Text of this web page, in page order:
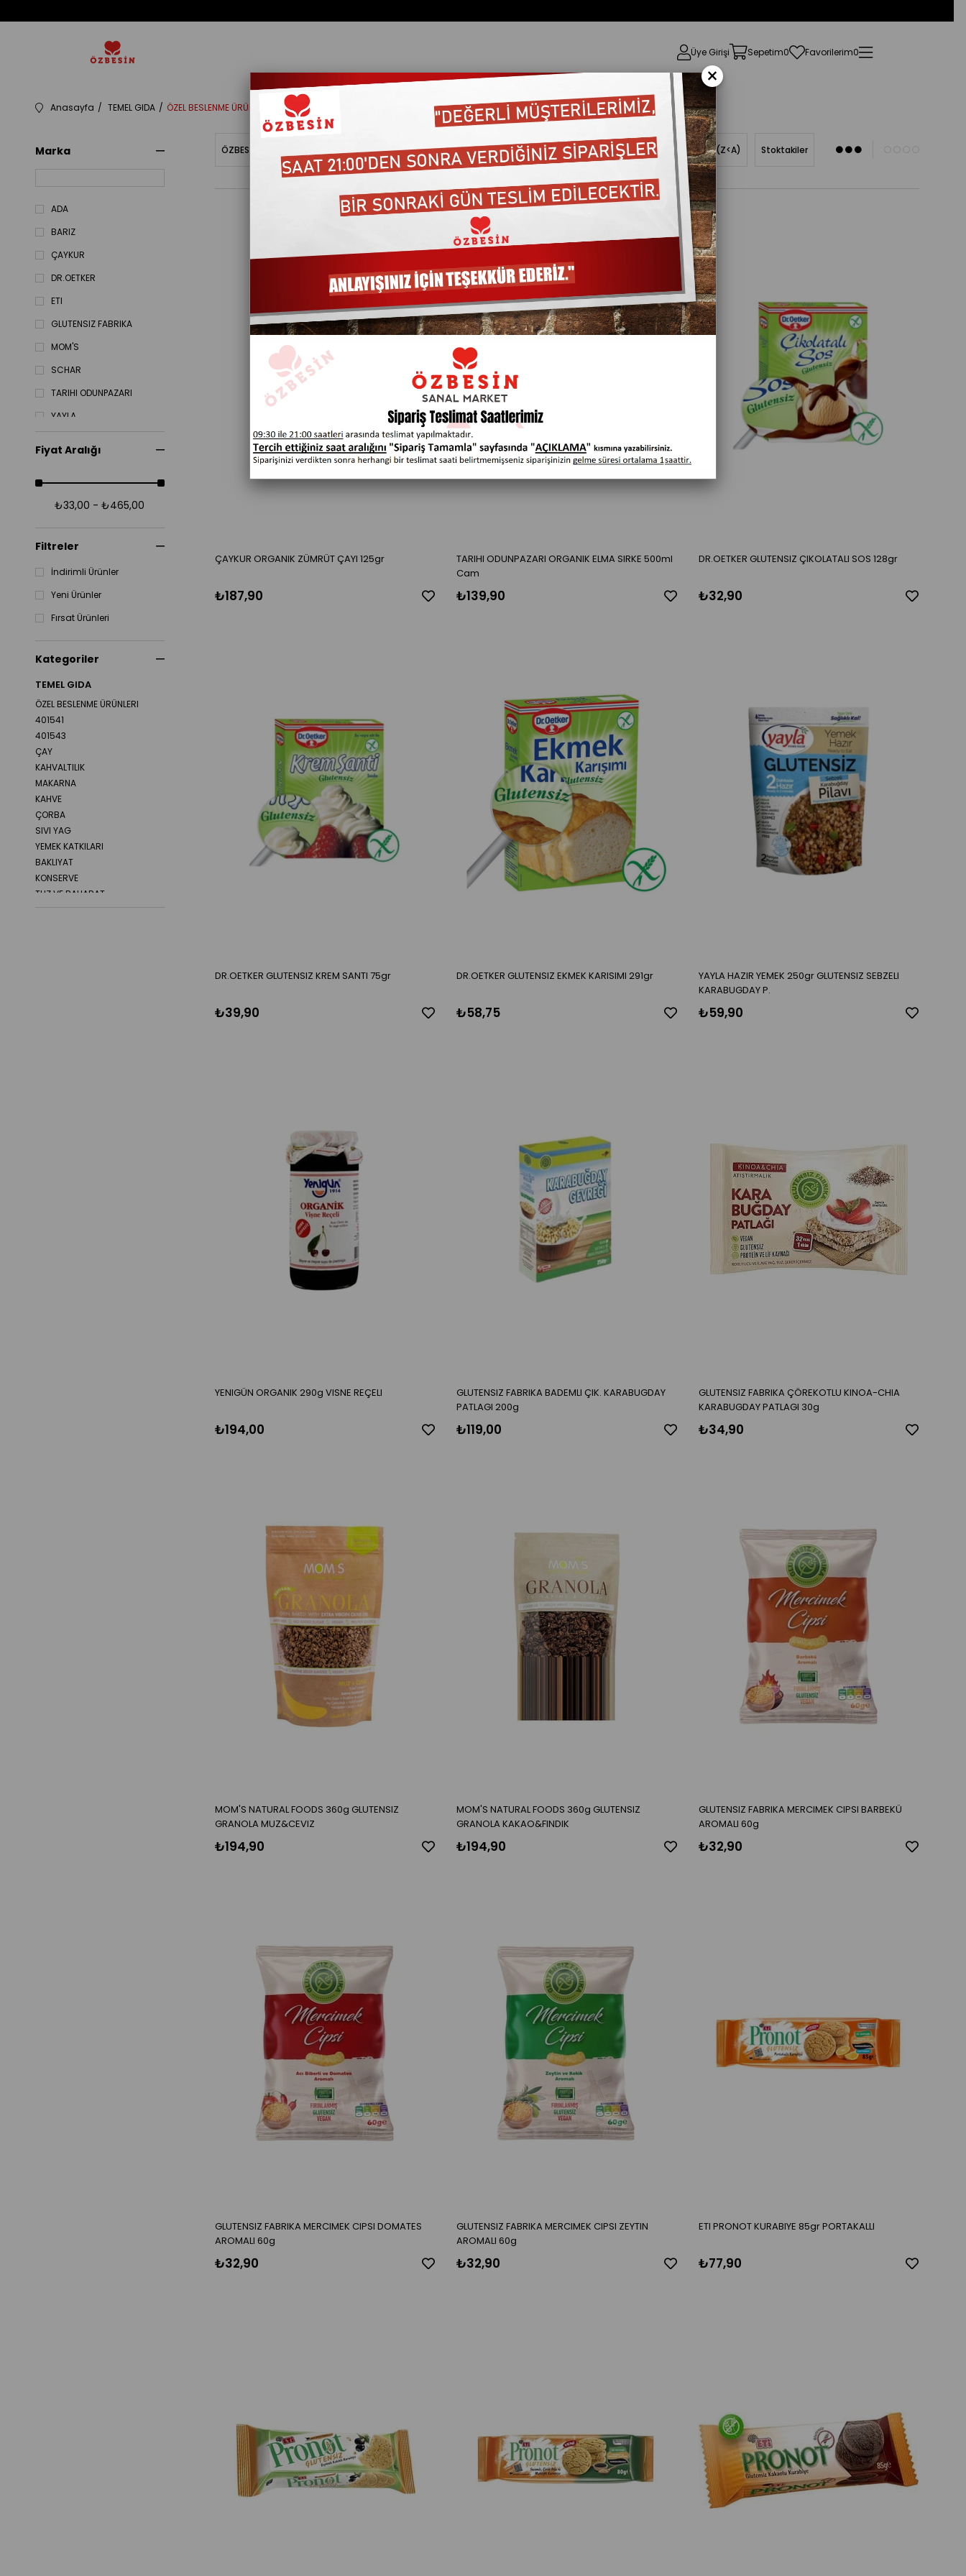
Üye Girişi Sepetim0 Favorilerim0
Anasayfa TEMEL GIDA ÖZEL BESLENME ÜRÜNLERI
Marka
ADA
BARIZ
ÇAYKUR
DR.OETKER
ETI
GLUTENSIZ FABRIKA
MOM'S
SCHAR
TARIHI ODUNPAZARI
YAYLA
Fiyat Aralığı
₺33,00 - ₺465,00
Filtreler
İndirimli Ürünler
Yeni Ürünler
Fırsat Ürünleri
Kategoriler
TEMEL GIDA
ÖZEL BESLENME ÜRÜNLERI
401541
401543
ÇAY
KAHVALTILIK
MAKARNA
KAHVE
ÇORBA
SIVI YAG
YEMEK KATKILARI
BAKLIYAT
KONSERVE
TUZ VE BAHARAT
PUDING
ÖZBESINBAKIYE Fiyata Göre (Artan) Fiyata Göre (Azalan) Ürün Adına Göre (A>Z) Ürün Adına Göre (Z<A) Stoktakiler
ÇAYKUR ORGANIK ZÜMRÜT ÇAYI 125gr
₺187,90
TARIHI ODUNPAZARI ORGANIK ELMA SIRKE 500ml
Cam
₺139,90
DR.OETKER GLUTENSIZ ÇIKOLATALI SOS 128gr
₺32,90
DR.OETKER GLUTENSIZ KREM SANTI 75gr
₺39,90
DR.OETKER GLUTENSIZ EKMEK KARISIMI 291gr
₺58,75
YAYLA HAZIR YEMEK 250gr GLUTENSIZ SEBZELI
KARABUGDAY P.
₺59,90
YENIGÜN ORGANIK 290g VISNE REÇELI
₺194,00
GLUTENSIZ FABRIKA BADEMLI ÇIK. KARABUGDAY
PATLAGI 200g
₺119,00
GLUTENSIZ FABRIKA ÇÖREKOTLU KINOA-CHIA
KARABUGDAY PATLAGI 30g
₺34,90
MOM'S NATURAL FOODS 360g GLUTENSIZ
GRANOLA MUZ&CEVIZ
₺194,90
MOM'S NATURAL FOODS 360g GLUTENSIZ
GRANOLA KAKAO&FINDIK
₺194,90
GLUTENSIZ FABRIKA MERCIMEK CIPSI BARBEKÜ
AROMALI 60g
₺32,90
GLUTENSIZ FABRIKA MERCIMEK CIPSI DOMATES
AROMALI 60g
₺32,90
GLUTENSIZ FABRIKA MERCIMEK CIPSI ZEYTIN
AROMALI 60g
₺32,90
ETI PRONOT KURABIYE 85gr PORTAKALLI
₺77,90
×